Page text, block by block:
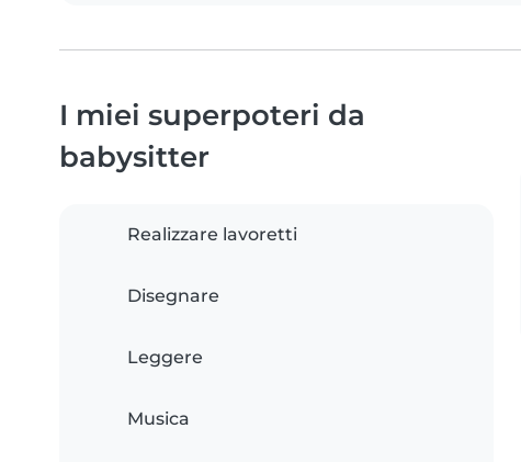
I miei superpoteri da
babysitter
Realizzare lavoretti
Disegnare
Leggere
Musica